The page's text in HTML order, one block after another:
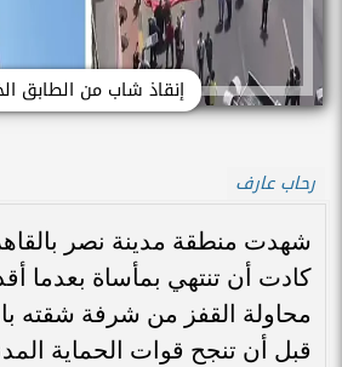
إنقاذ شاب من الطابق
رحاب عارف
شهدت منطقة مدينة نصر
كادت أن تنتهي بمأساة بعدما
محاولة القفز من شرفة شقته
قبل أن تنجح قوات الحماية